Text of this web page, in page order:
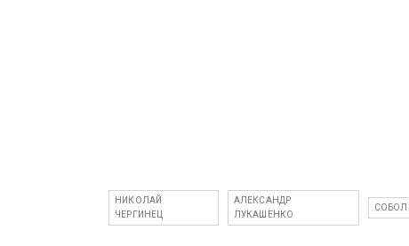
НИКОЛАЙ
ЧЕРГИНЕЦ
АЛЕКСАНДР
ЛУКАШЕНКО